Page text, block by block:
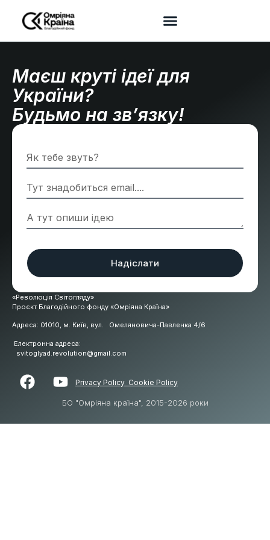
Маєш круті ідеї для
України?
Будьмо на зв’язку!
Надіслати
«Революція Світогляду»
Проєкт Благодійного фонду «Омріяна Країна»
Адреса: 01010, м. Київ, вул. Омеляновича-Павленка 4/6
Електронна адреса:
svitoglyad.revolution@gmail.com
Privacy Policy Cookie Policy
БО "Омріяна країна", 2015-2026 роки